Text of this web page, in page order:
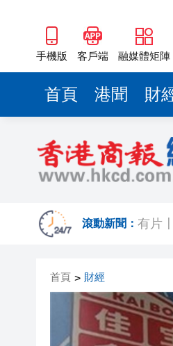
手機版 客戶端 融媒體矩陣
首頁 港聞 財
滾動新聞： 有片
深圳
【A
首頁 > 財經